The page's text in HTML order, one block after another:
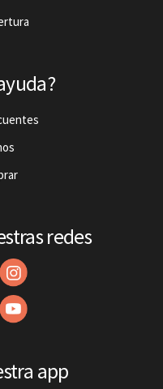
redes
app